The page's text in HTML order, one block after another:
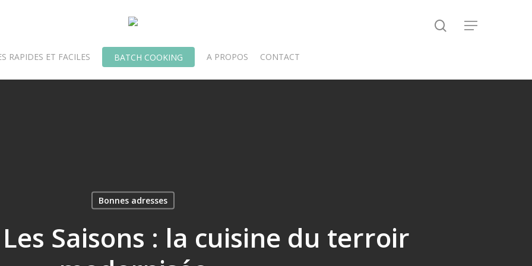
Menu
RAPIDES ET FACILES BATCH COOKING A PROPOS CONTACT
Bonnes adresses
Saisons : la cuisine du terroir